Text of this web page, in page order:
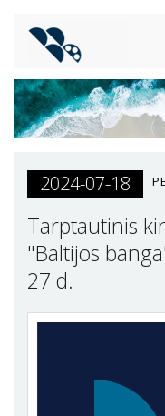
2024-07-18
Tarptautinis
"Baltijos
27 d.